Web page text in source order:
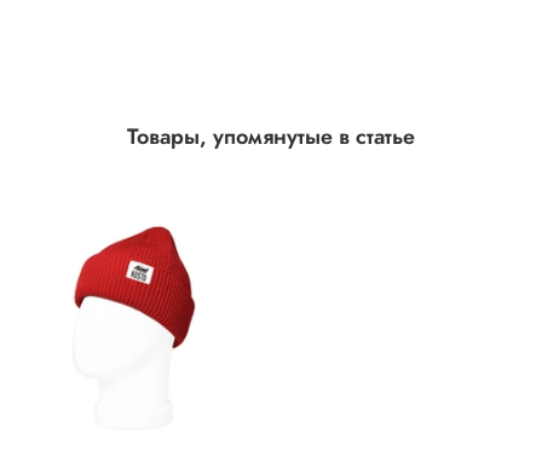
Товары, упомянутые в статье